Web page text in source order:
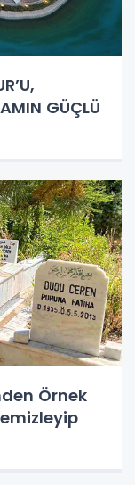
GÜÇLÜ
Örnek